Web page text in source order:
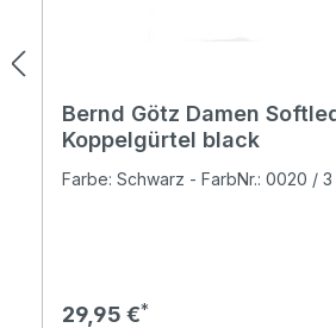
Bernd Götz Damen
Koppelgürtel black
Farbe: Schwarz - FarbNr.: 0020 /
Regulärer Preis:
29,95 €